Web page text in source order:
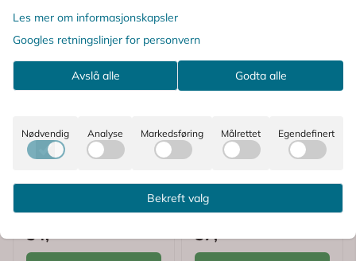
Karakter: (1)
5.0 av 5 mulige
Gum
Plakkontroll 12 stk
54,-
Medcoat
Tablettovertrekk
Jordbær 10 stk
57,-
Les mer om informasjonskapsler
Googles retningslinjer for personvern
Avslå alle Godta alle
Nødvendig Analyse Markedsføring Målrettet Egendefinert
Bekreft valg